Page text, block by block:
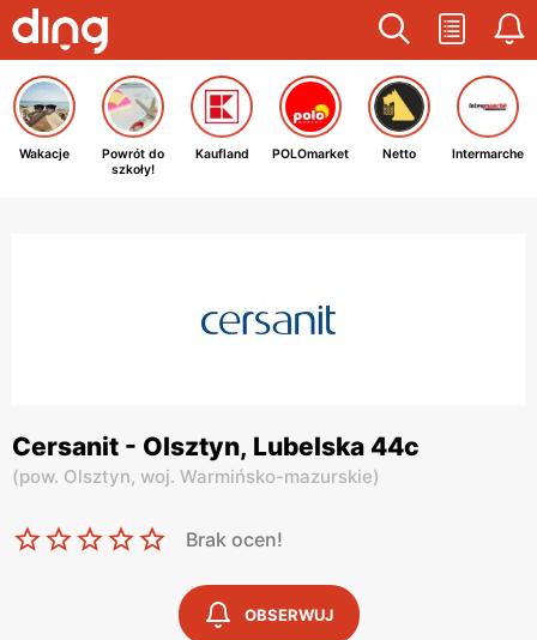
Wakacje
Powrót do
szkoły!
Kaufland POLOmarket Netto Intermarche
Cersanit - Olsztyn, Lubelska 44c
(pow. Olsztyn, woj. Warmińsko-mazurskie)
Brak ocen!
OBSERWUJ